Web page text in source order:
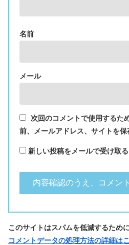
名前
メール
次回のコメントで使用するた
前、メールアドレス、サイトを保
新しい投稿をメールで受け取る
このサイトはスパムを低減するため
コメントデータの処理方法の詳細は